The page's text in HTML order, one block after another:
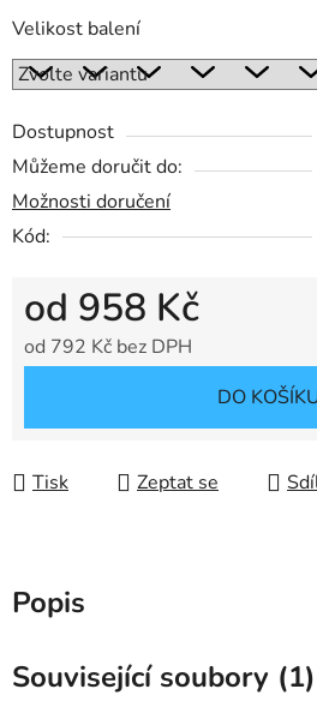
Velikost balení
Dostupnost
Můžeme doručit do:
Možnosti doručení
Kód:
od 958 Kč
od 792 Kč bez DPH
DO
Tisk Zeptat se
Popis
Související soubory (1)